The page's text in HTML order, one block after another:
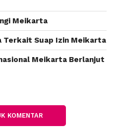
begitu cermat dan
iklan yang
membuat otak kita mau
nantinya bakal
dengan infrastruktur
kasat mata, kawasan
terhubung dengan
Meikarta
Terkait Suap Izin Meikarta
Meikarta Berlanjut
KOMENTAR